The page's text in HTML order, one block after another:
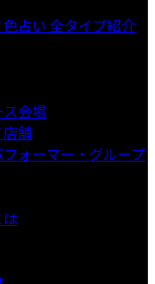
占い 全タイプ紹介
会場
舗
ォーマー・グループ